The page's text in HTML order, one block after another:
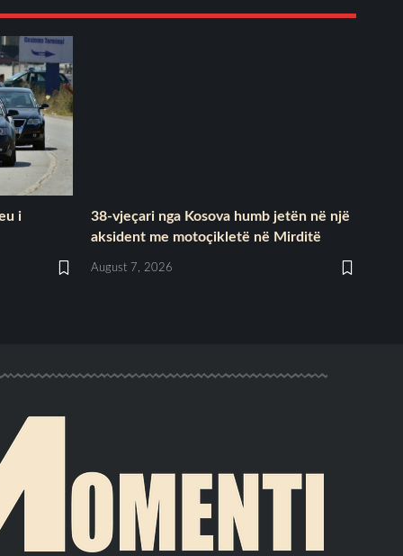
i
​38-vjeçari nga Kosova humb jetën në një
aksident me motoçikletë në Mirditë
August 7, 2026